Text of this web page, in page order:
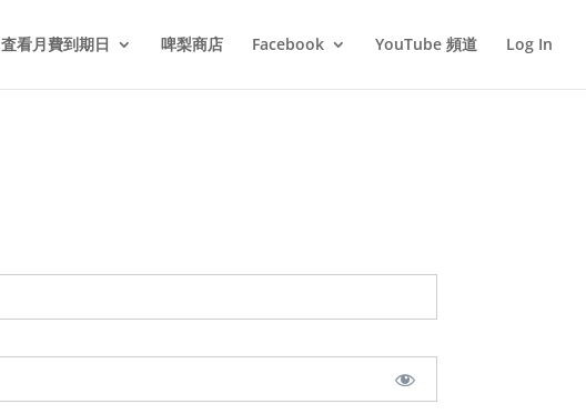
査看月費到期日 啤梨商店 Facebook YouTube 頻道 Log In